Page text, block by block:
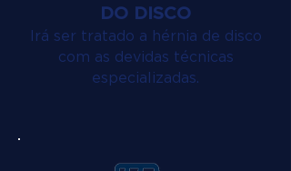
DO DISCO
Irá ser tratado a hérnia de disco
com as devidas técnicas
especializadas.